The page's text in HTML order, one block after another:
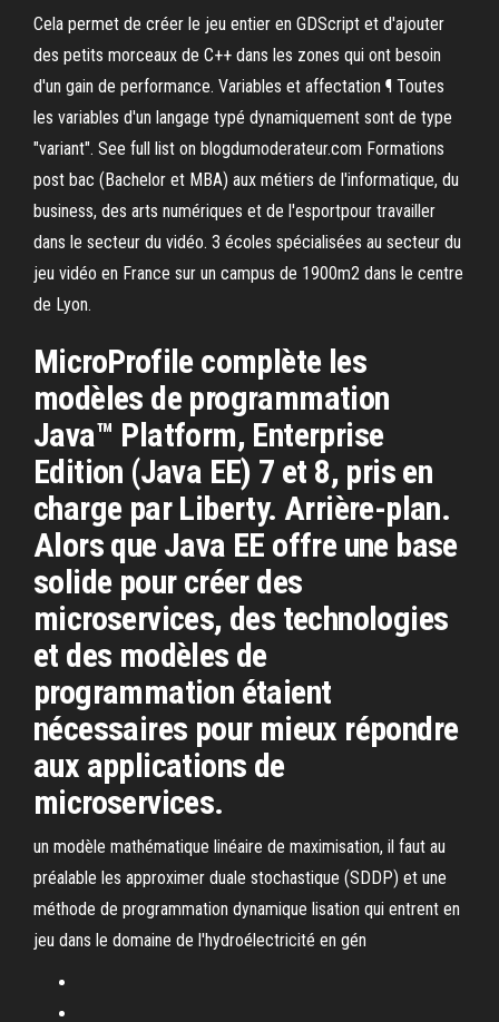
Cela permet de créer le jeu entier en GDScript et d'ajouter
des petits morceaux de C++ dans les zones qui ont besoin
d'un gain de performance. Variables et affectation ¶ Toutes
les variables d'un langage typé dynamiquement sont de type
"variant". See full list on blogdumoderateur.com Formations
post bac (Bachelor et MBA) aux métiers de l'informatique, du
business, des arts numériques et de l'esportpour travailler
dans le secteur du vidéo. 3 écoles spécialisées au secteur du
jeu vidéo en France sur un campus de 1900m2 dans le centre
de Lyon.
MicroProfile complète les
modèles de programmation
Java™ Platform, Enterprise
Edition (Java EE) 7 et 8, pris en
charge par Liberty. Arrière-plan.
Alors que Java EE offre une base
solide pour créer des
microservices, des technologies
et des modèles de
programmation étaient
nécessaires pour mieux répondre
aux applications de
microservices.
un modèle mathématique linéaire de maximisation, il faut au
préalable les approximer duale stochastique (SDDP) et une
méthode de programmation dynamique lisation qui entrent en
jeu dans le domaine de l'hydroélectricité en gén